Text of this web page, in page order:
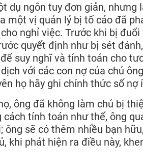
dụ ngôn tuy đơn giản, nhưng
một vị quản lý bị tố cáo đã
nghỉ việc. Trước khi bị
quyết định như bị sét
suy nghĩ và tính toán cho
với các con nợ của chủ
họ hãy ghi chính thức số nợ
ông đã không làm chủ bị
tính toán như thế, ông
ông sẽ có thêm nhiều bạn
khi phát hiện ra điều này,